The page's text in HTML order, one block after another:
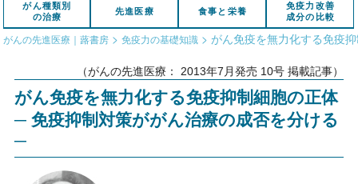
がん種類別
の治療
先進医療 食事と栄養
免疫力改善
成分の比較
がんの先進医療｜蕗書房 >免疫力の基礎知識 > がん免疫を無力化する免疫
（がんの先進医療： 2013年7月発売 10号 掲載記事）
がん免疫を無力化する免疫抑制細胞の正体
─ 免疫抑制対策ががん治療の成否を分ける
─